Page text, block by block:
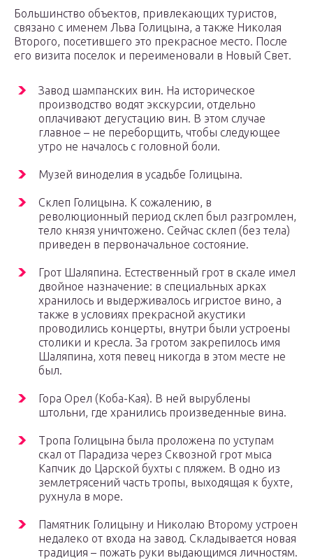
Большинство объектов, привлекающих туристов,
связано с именем Льва Голицына, а также Николая
Второго, посетившего это прекрасное место. После
его визита поселок и переименовали в Новый Свет.
Завод шампанских вин. На историческое
производство водят экскурсии, отдельно
оплачивают дегустацию вин. В этом случае
главное – не переборщить, чтобы следующее
утро не началось с головной боли.
Музей виноделия в усадьбе Голицына.
Склеп Голицына. К сожалению, в
революционный период склеп был разгромлен,
тело князя уничтожено. Сейчас склеп (без тела)
приведен в первоначальное состояние.
Грот Шаляпина. Естественный грот в скале имел
двойное назначение: в специальных арках
хранилось и выдерживалось игристое вино, а
также в условиях прекрасной акустики
проводились концерты, внутри были устроены
столики и кресла. За гротом закрепилось имя
Шаляпина, хотя певец никогда в этом месте не
был.
Гора Орел (Коба-Кая). В ней вырублены
штольни, где хранились произведенные вина.
Тропа Голицына была проложена по уступам
скал от Парадиза через Сквозной грот мыса
Капчик до Царской бухты с пляжем. В одно из
землетрясений часть тропы, выходящая к бухте,
рухнула в море.
Памятник Голицыну и Николаю Второму устроен
недалеко от входа на завод. Складывается новая
традиция – пожать руки выдающимся личностям.